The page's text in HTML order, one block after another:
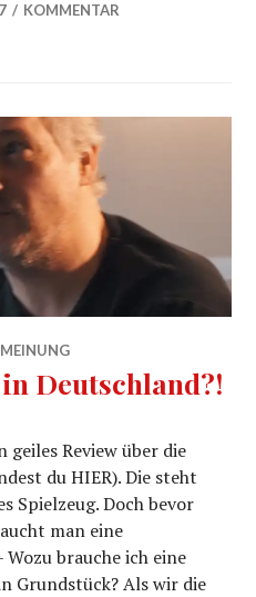
KOMMENTAR
Deutschland?!
geiles Review über die
du HIER). Die steht
Spielzeug. Doch bevor
man eine
brauche ich eine
Grundstück? Als wir die